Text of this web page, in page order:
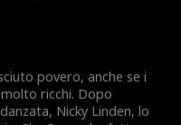
modo è finito in un
sua nipote, Maeve
Corp. Tyler si sentiva non
divorziare, ma col
sue insicurezze. Più
povero, anche se i
ricchi. Dopo
Nicky Linden, lo